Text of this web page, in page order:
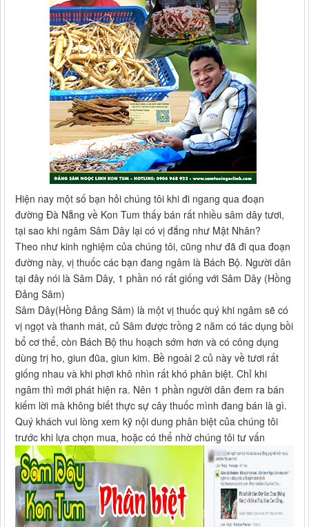
Hiện nay một số bạn hỏi chúng tôi khi đi ngang qua đoạn
đường Đà Nẵng về Kon Tum thấy bán rất nhiều sâm dây tươi,
tại sao khi ngâm Sâm Dây lại có vị đắng như Mật Nhân?
Theo như kinh nghiệm của chúng tôi, cũng như đã đi qua đoạn
đường này, vị thuốc các bạn đang ngâm là Bách Bộ. Người dân
tại đây nói là Sâm Dây, 1 phần nó rất giống với Sâm Dây (Hồng
Đảng Sâm)
Sâm Dây(Hồng Đảng Sâm) là một vị thuốc quý khi ngâm sẽ có
vị ngọt và thanh mát, củ Sâm được trồng 2 năm có tác dụng bồi
bổ cơ thể, còn Bách Bộ thu hoạch sớm hơn và có công dụng
dùng trị ho, giun đũa, giun kim. Bề ngoài 2 củ này về tươi rất
giống nhau và khi phơi khô nhìn rất khó phân biệt. Chỉ khi
ngâm thì mới phát hiện ra. Nên 1 phần người dân đem ra bán
kiếm lời mà không biết thực sự cây thuốc mình đang bán là gì.
Quý khách vui lòng xem kỹ nội dung phân biệt của chúng tôi
trước khi lựa chọn mua, hoặc có thể nhờ chúng tôi tư vấn